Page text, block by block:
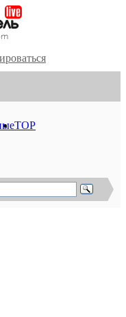
TOP